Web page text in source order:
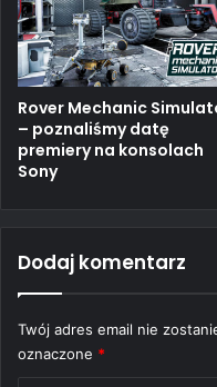
Rover Mechanic
– poznaliśmy datę
premiery na konsolach
Sony
Dodaj komentarz
Twój adres email nie
oznaczone *